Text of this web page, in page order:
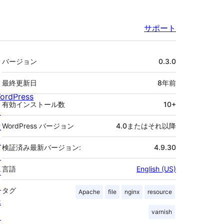
サポート
メ
タ
バージョン 0.3.0
最終更新日 8年前
有効インストール数 10+
WordPress バージョン 4.0またはそれ以降
検証済み最新バージョン: 4.9.30
言語 English (US)
タグ Apache file nginx resource
varnish